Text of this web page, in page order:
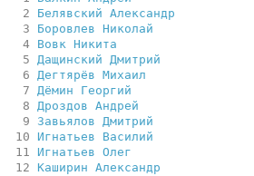
   2
Белявский Александр
   3
Боровлев Николай
   4
Вовк Никита
   5
Дащинский Дмитрий
   6
Дегтярёв Михаил
   7
Дёмин Георгий
   8
Дроздов Андрей
   9
Завьялов Дмитрий
  10
Игнатьев Василий
  11
Игнатьев Олег
  12
Каширин Александр